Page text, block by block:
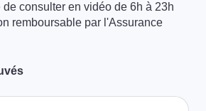
consulter en vidéo de 6h à 23h
remboursable par l'Assurance